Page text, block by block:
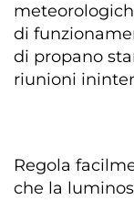
di
di propano
riunioni
Regola
che la